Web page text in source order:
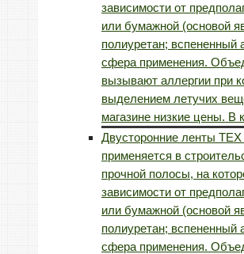
зависимости от
или бумажной (основой
полиуретан; вспененный
сфера применения.
вызывают аллергии при
выделением летучих
магазине низкие цены. В
Двусторонние ленты
применяется в
прочной полосы, на
зависимости от
или бумажной (основой
полиуретан; вспененный
сфера применения.